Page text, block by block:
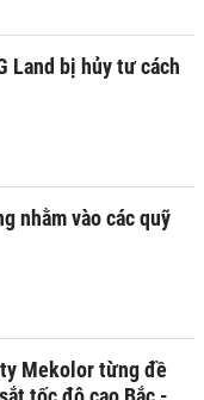
Land bị hủy tư cách
nhằm vào các quỹ
Mekolor từng đề